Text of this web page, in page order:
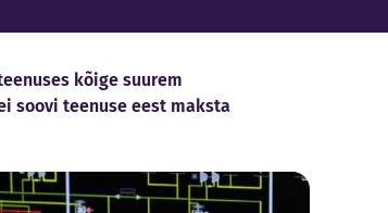
kõige suurem
soovi teenuse eest maksta